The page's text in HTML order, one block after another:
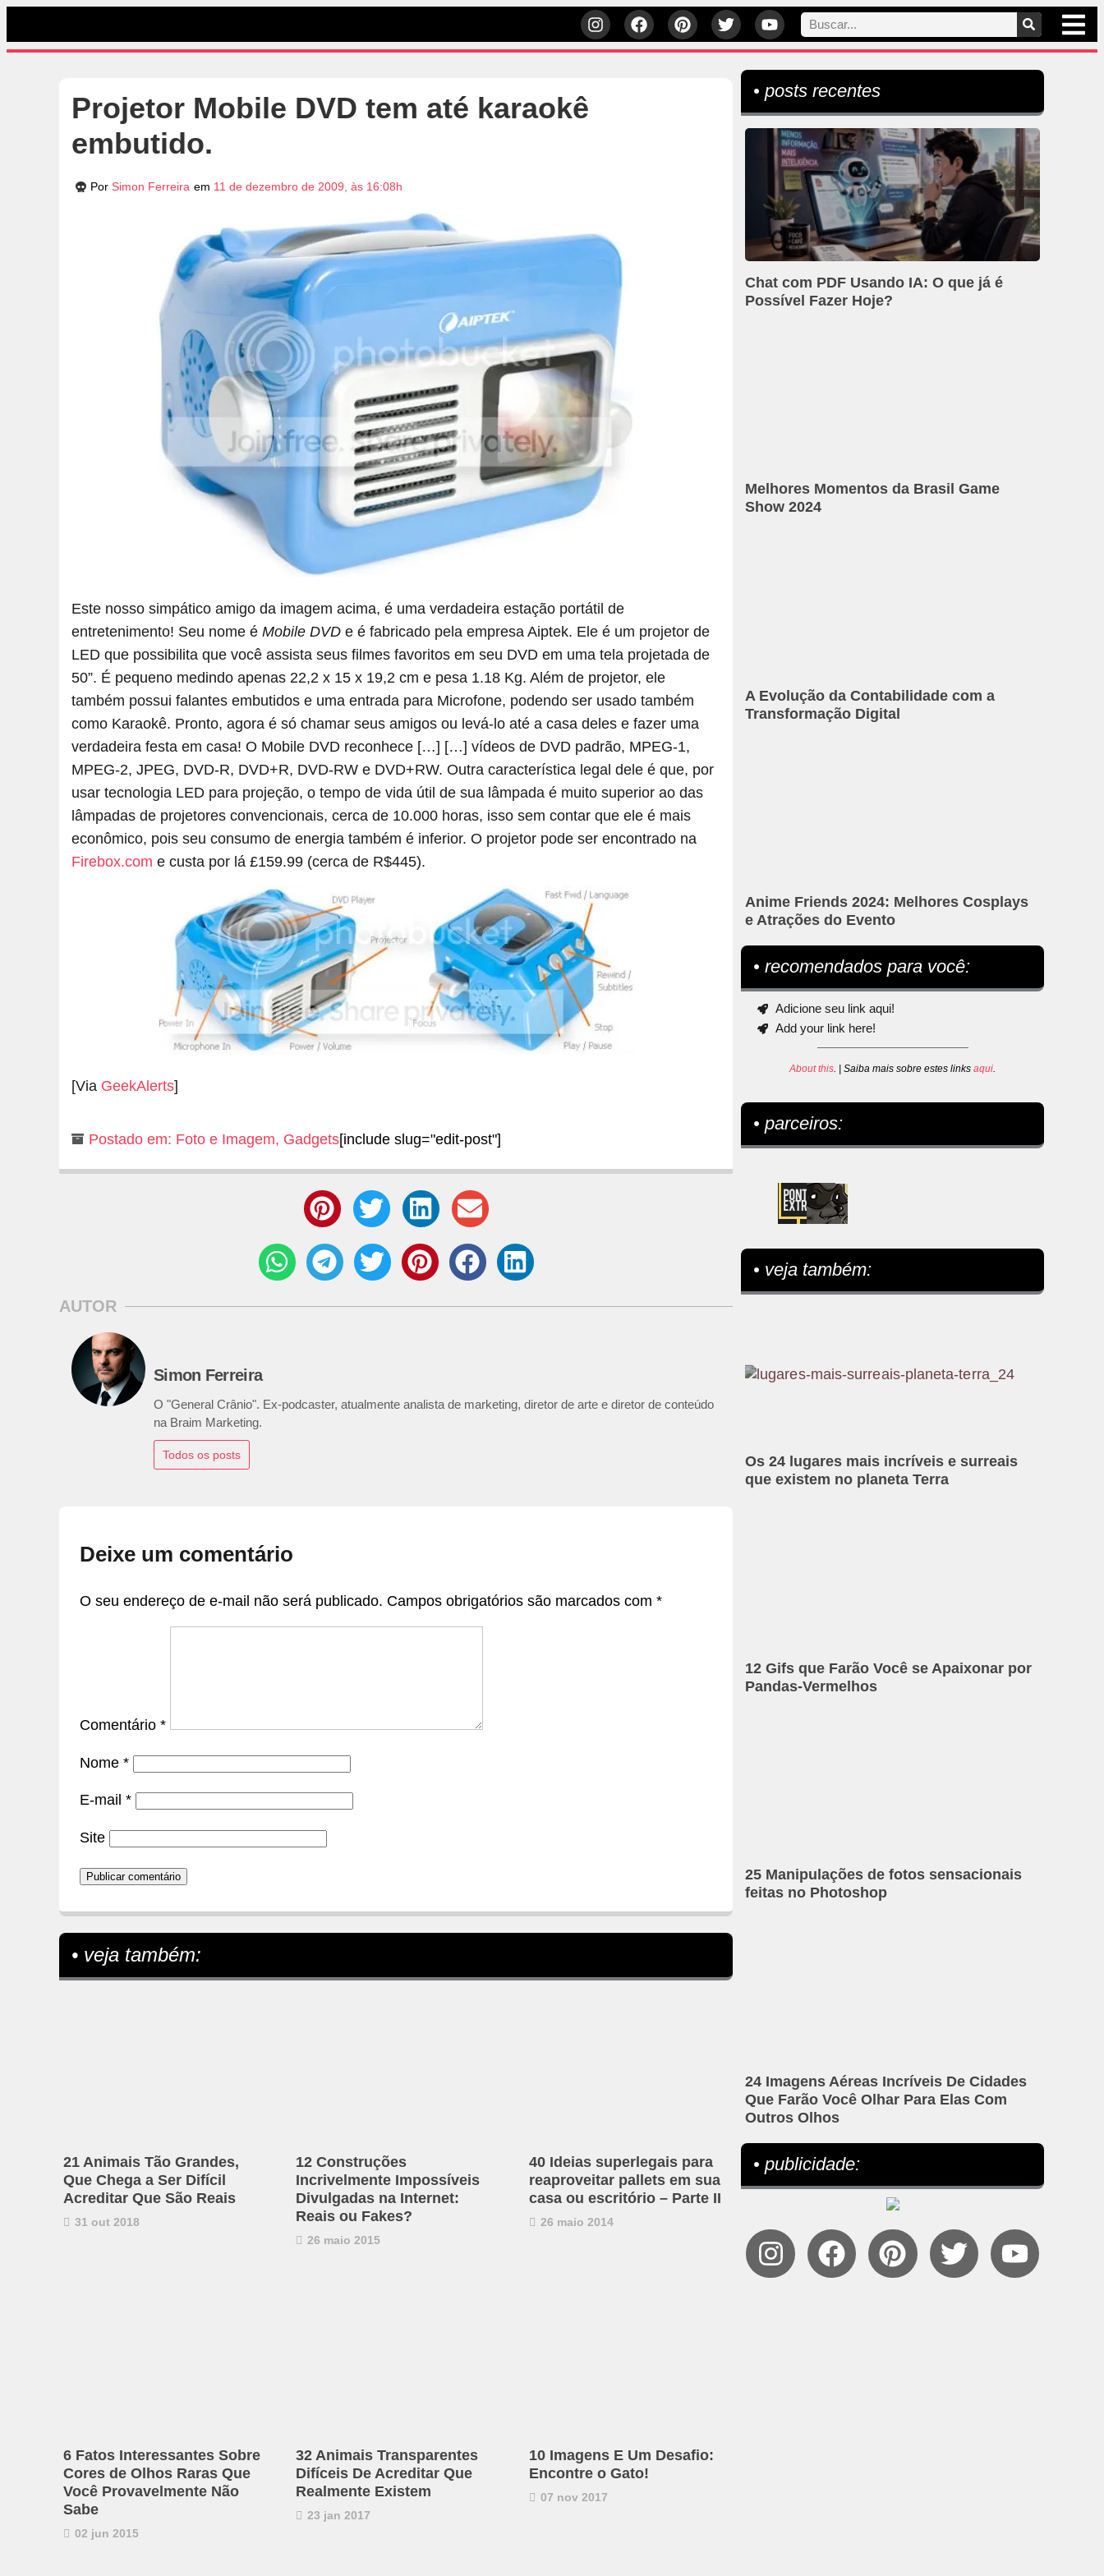
Projetor Mobile DVD tem até karaokê
embutido.
Por Simon Ferreira em 11 de dezembro de 2009, às 16:08h
Este nosso simpático amigo da imagem acima, é uma verdadeira estação portátil de
entretenimento! Seu nome é Mobile DVD e é fabricado pela empresa Aiptek. Ele é um projetor de
LED que possibilita que você assista seus filmes favoritos em seu DVD em uma tela projetada de
50”. É pequeno medindo apenas 22,2 x 15 x 19,2 cm e pesa 1.18 Kg. Além de projetor, ele
também possui falantes embutidos e uma entrada para Microfone, podendo ser usado também
como Karaokê. Pronto, agora é só chamar seus amigos ou levá-lo até a casa deles e fazer uma
verdadeira festa em casa! O Mobile DVD reconhece […] […] vídeos de DVD padrão, MPEG-1,
MPEG-2, JPEG, DVD-R, DVD+R, DVD-RW e DVD+RW. Outra característica legal dele é que, por
usar tecnologia LED para projeção, o tempo de vida útil de sua lâmpada é muito superior ao das
lâmpadas de projetores convencionais, cerca de 10.000 horas, isso sem contar que ele é mais
econômico, pois seu consumo de energia também é inferior. O projetor pode ser encontrado na
Firebox.com e custa por lá £159.99 (cerca de R$445).
[Via GeekAlerts]
Postado em: Foto e Imagem, Gadgets[include slug="edit-post"]
AUTOR
Simon Ferreira
O "General Crânio". Ex-podcaster, atualmente analista de marketing, diretor de arte e diretor de conteúdo
na Braim Marketing.
Todos os posts
Deixe um comentário
O seu endereço de e-mail não será publicado. Campos obrigatórios são marcados com *
Comentário *
Nome *
E-mail *
Site
• veja também:
21 Animais Tão Grandes,
Que Chega a Ser Difícil
Acreditar Que São Reais
31 out 2018
12 Construções
Incrivelmente Impossíveis
Divulgadas na Internet:
Reais ou Fakes?
26 maio 2015
40 Ideias superlegais para
reaproveitar pallets em sua
casa ou escritório – Parte II
26 maio 2014
6 Fatos Interessantes Sobre
Cores de Olhos Raras Que
Você Provavelmente Não
Sabe
02 jun 2015
32 Animais Transparentes
Difíceis De Acreditar Que
Realmente Existem
23 jan 2017
10 Imagens E Um Desafio:
Encontre o Gato!
07 nov 2017
• posts recentes
Chat com PDF Usando IA: O que já é
Possível Fazer Hoje?
Melhores Momentos da Brasil Game
Show 2024
A Evolução da Contabilidade com a
Transformação Digital
Anime Friends 2024: Melhores Cosplays
e Atrações do Evento
• recomendados para você:
Adicione seu link aqui!
Add your link here!
About this. | Saiba mais sobre estes linksaqui.
• parceiros:
• veja também:
Os 24 lugares mais incríveis e surreais
que existem no planeta Terra
12 Gifs que Farão Você se Apaixonar por
Pandas-Vermelhos
25 Manipulações de fotos sensacionais
feitas no Photoshop
24 Imagens Aéreas Incríveis De Cidades
Que Farão Você Olhar Para Elas Com
Outros Olhos
• publicidade: